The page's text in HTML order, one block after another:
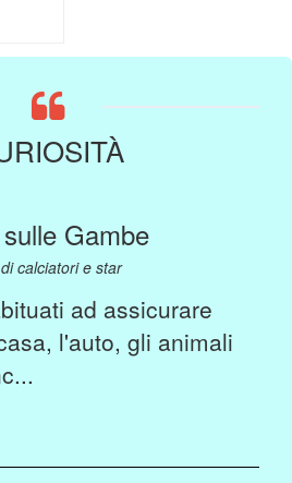
Gambe
calciatori e star
ad assicurare
l'auto, gli animali